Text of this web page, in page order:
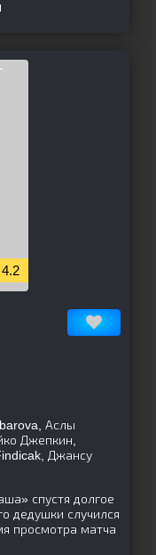
4.2
Аслы
Джепкин,
Джансу
спустя долгое
дедушки случился
просмотра матча